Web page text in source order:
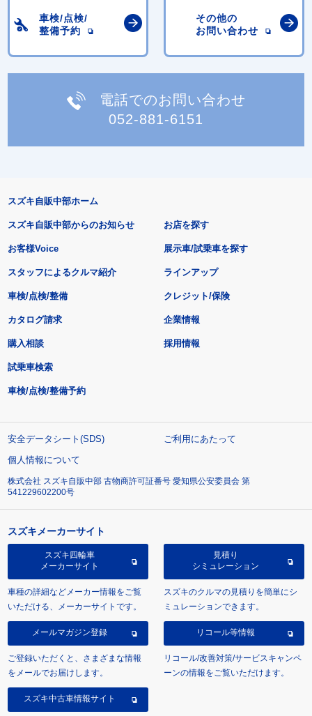
車検/点検/
整備予約
その他の
お問い合わせ
電話でのお問い合わせ
052-881-6151
スズキ自販中部ホーム
スズキ自販中部からのお知らせ
お客様Voice
スタッフによるクルマ紹介
お店を探す
展示車/試乗車を探す
ラインアップ
車検/点検/整備 クレジット/保険
カタログ請求
購入相談
試乗車検索
車検/点検/整備予約
企業情報
採用情報
安全データシート(SDS)
ご利用にあたって
個人情報について
株式会社 スズキ自販中部 古物商許可証番号 愛知県公安委員会 第
541229602200号
スズキメーカーサイト
スズキ四輪車
メーカーサイト
車種の詳細などメーカー情報をご覧
いただける、メーカーサイトです。
見積り
シミュレーション
スズキのクルマの見積りを簡単にシ
ミュレーションできます。
メールマガジン登録
ご登録いただくと、さまざまな情報
をメールでお届けします。
リコール等情報
リコール/改善対策/サービスキャンペ
ーンの情報をご覧いただけます。
スズキ中古車情報サイト